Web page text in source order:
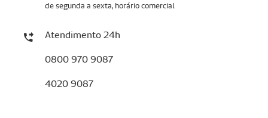
de segunda a sexta, horário comercial
Atendimento 24h
0800 970 9087
4020 9087